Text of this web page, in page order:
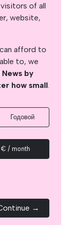
of all
website,
afford to
to, we
by
how small
Годовой
/ month
→